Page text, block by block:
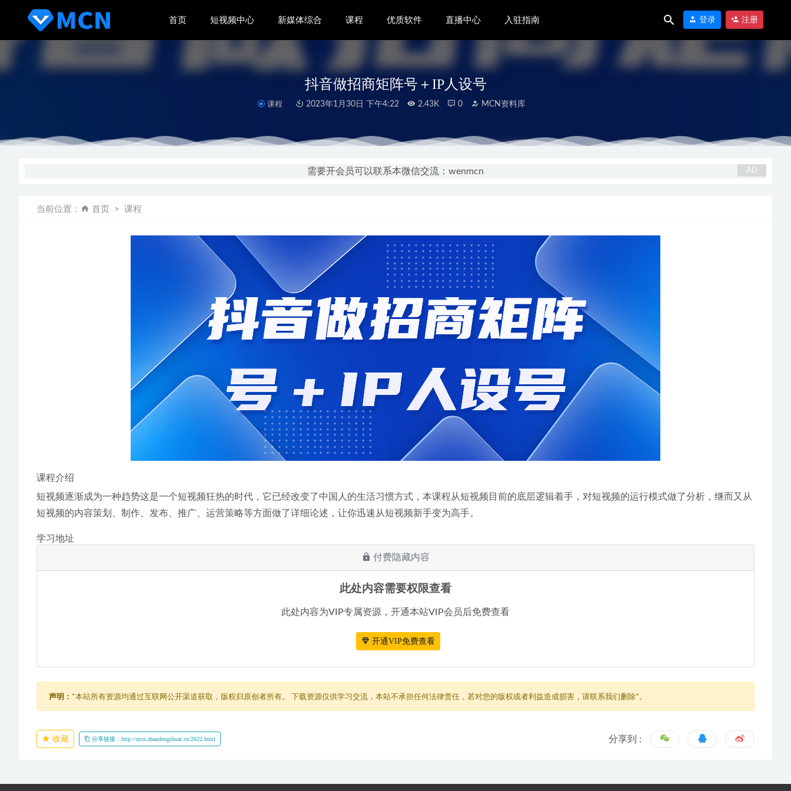
首页 短视频中心 新媒体综合 课程 优质软件 直播中心 入驻指南 登录 注册
抖音做招商矩阵号＋IP人设号
课程 2023年1月30日 下午4:22 2.43K 0 MCN资料库
需要开会员可以联系本微信交流：wenmcn
当前位置： 首页 课程
课程介绍
短视频逐渐成为一种趋势这是一个短视频狂热的时代，它已经改变了中国人的生活习惯方式，本课程从短视频目前的底层逻辑着手，对短视频的运行模式做了分析，继而又从
短视频的内容策划、制作、发布、推广、运营策略等方面做了详细论述，让你迅速从短视频新手变为高手。
学习地址
付费隐藏内容
此处内容需要权限查看
此处内容为VIP专属资源，开通本站VIP会员后免费查看
开通VIP免费查看
声明： *本站所有资源均通过互联网公开渠道获取，版权归原创者所有。 下载资源仅供学习交流，本站不承担任何法律责任，若对您的版权或者利益造成损害，请联系我们删除*。
收藏 分享链接：http://mcn.zhaodengshuai.cn/2622.html 分享到 :
QQ音乐直播公会入驻指南 2020-11-09
真人秀导演带你打造IP突围同城赛道 2022-10-25